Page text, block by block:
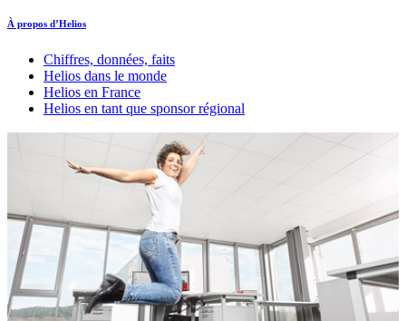
À propos d’Helios
Chiffres, données, faits
Helios dans le monde
Helios en France
Helios en tant que sponsor régional